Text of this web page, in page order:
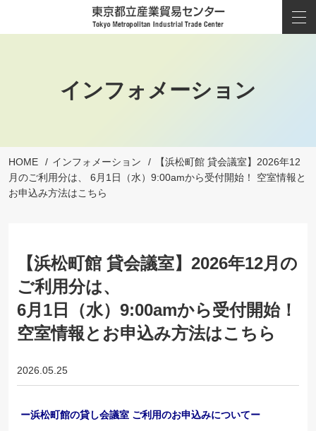
インフォメーション
HOME インフォメーション
【浜松町館 貸会議室】2026年12
月のご利用分は、 6月1日（水）9:00amから受付開始！ 空室情報と
お申込み方法はこちら
【浜松町館 貸会議室】2026年12月の
ご利用分は、
6月1日（水）9:00amから受付開始！
空室情報とお申込み方法はこちら
2026.05.25
ー浜松町館の貸し会議室 ご利用のお申込みについてー